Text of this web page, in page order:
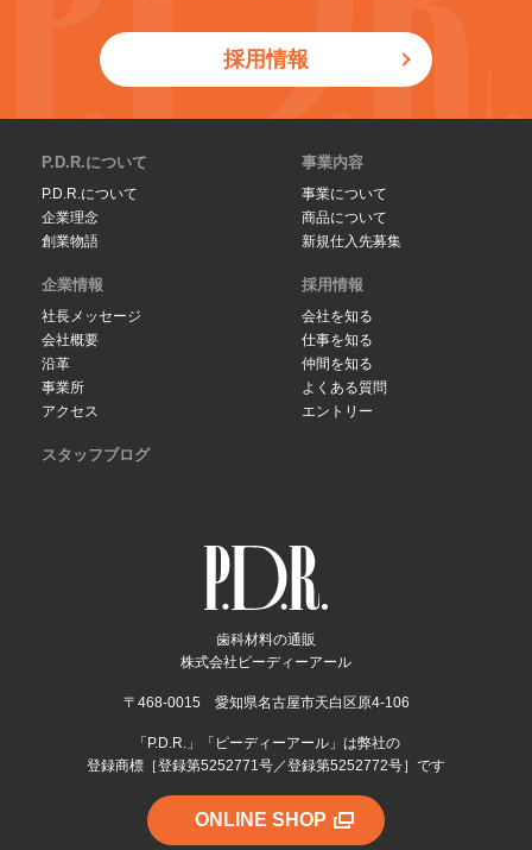
採用情報
歯科材料の通販
株式会社ピーディーアール
〒468-0015 愛知県名古屋市天白区原4-106
「P.D.R.」「ピーディーアール」は弊社の
登録商標［登録第5252771号／登録第5252772号］です
ONLINE SHOP
P.D.R.について
P.D.R.について
企業理念
創業物語
事業内容
事業について
商品について
新規仕入先募集
企業情報
社長メッセージ
会社概要
沿革
事業所
アクセス
採用情報
会社を知る
仕事を知る
仲間を知る
よくある質問
エントリー
スタッフブログ